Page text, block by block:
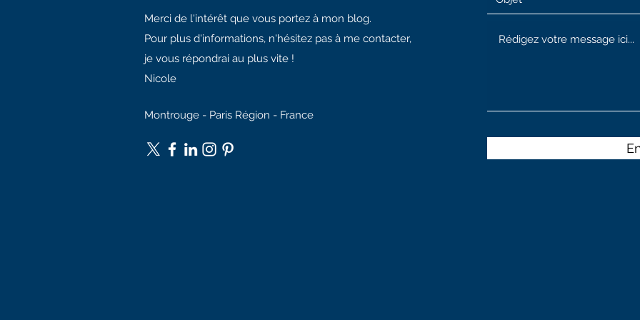
Merci de l'intérêt que vous portez à mon blog.
Pour plus d'informations, n'hésitez pas à me contacter,
je vous répondrai au plus vite !
Nicole
Montrouge - Paris Région - France